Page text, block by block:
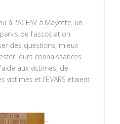
à l'ACFAV à Mayotte, un
de l'association.
des questions, mieux
leurs connaissances
aux victimes, de
victimes et l'EVARS étaient